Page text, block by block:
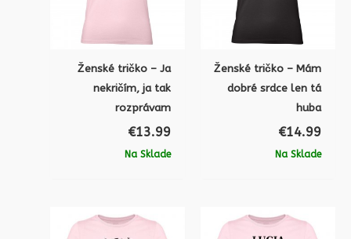
Ženské tričko – Ja
nekričím, ja tak
rozprávam
€13.99
Na Sklade
Ženské tričko – Mám
dobré srdce len tá
huba
€14.99
Na Sklade
Pôvodná